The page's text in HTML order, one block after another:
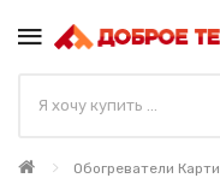
Обогреватели